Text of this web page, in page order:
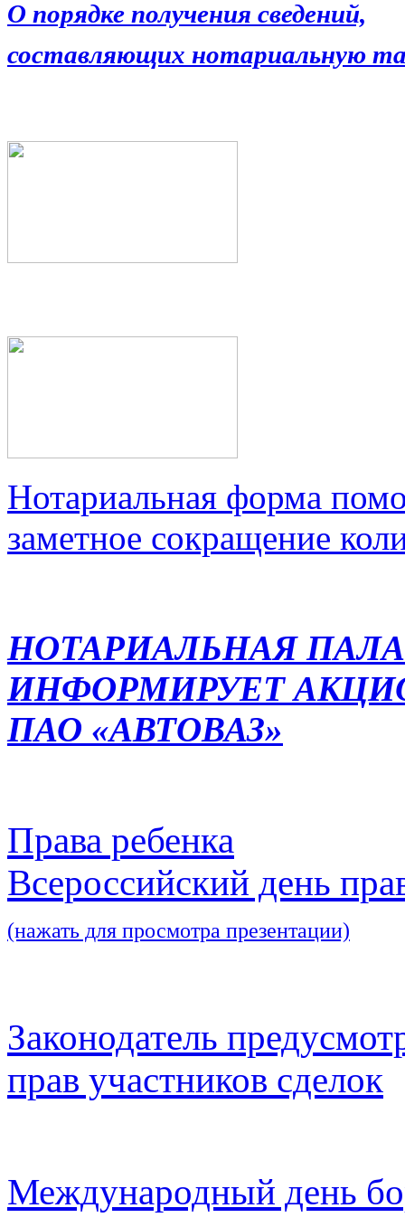
О порядке получения сведений,
составляющих нотариальную
Нотариальная форма
заметное сокращение
НОТАРИАЛЬНАЯ
ИНФОРМИРУЕТ
ПАО «АВТОВАЗ»
Права ребенка
Всероссийский день
(нажать для просмотра презентации)
Законодатель
прав участников сделок
Международный день